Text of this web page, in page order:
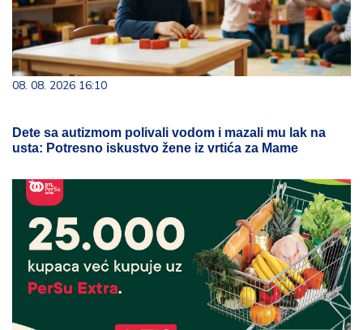
08. 08. 2026 16:10
Dete sa autizmom polivali vodom i mazali mu lak na
usta: Potresno iskustvo žene iz vrtića za Mame